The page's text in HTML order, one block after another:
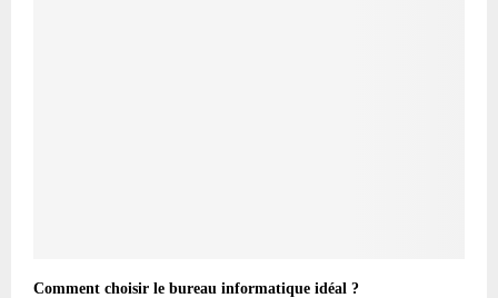
Comment choisir le bureau informatique idéal ?